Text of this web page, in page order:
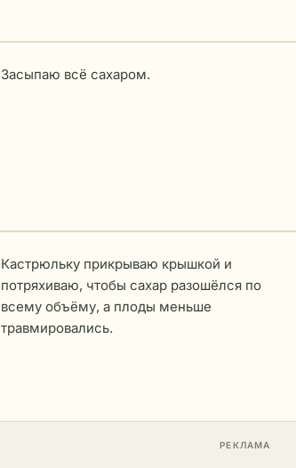
Засыпаю всё сахаром.
Кастрюльку прикрываю крышкой и
потряхиваю, чтобы сахар разошёлся по
всему объёму, а плоды меньше
травмировались.